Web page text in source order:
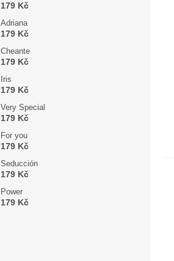
179 Kč
Adriana
179 Kč
Cheante
179 Kč
Iris
179 Kč
Very Special
179 Kč
For you
179 Kč
Seducción
179 Kč
Power
179 Kč